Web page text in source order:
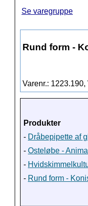
Se varegruppe
Rund form -
Varenr.:
Produkter
- Dråbepipette af
- Osteløbe -
-
- Rund form -